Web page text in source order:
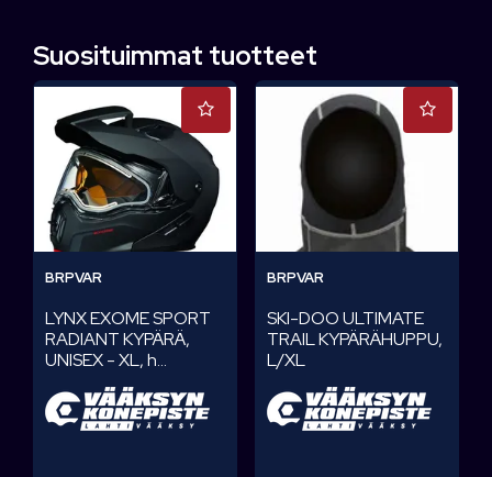
Suosituimmat tuotteet
BRPVAR
LYNX EXOME SPORT
RADIANT KYPÄRÄ,
UNISEX - XL, h...
BRPVAR
SKI-DOO ULTIMATE
TRAIL KYPÄRÄHUPPU,
L/XL